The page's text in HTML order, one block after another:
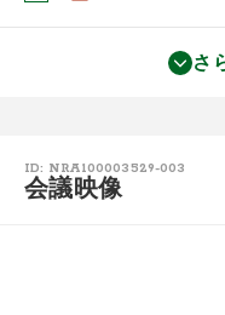
さ
ID: NRA100003529-003
会議映像